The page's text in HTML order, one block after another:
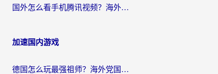
国外怎么看手机腾讯视频？海外党亲测有效的追剧加速器选择指南
加速国内游戏
德国怎么玩最强祖师？海外党国服游戏加速器选择全攻略（附宝可梦Online实测）